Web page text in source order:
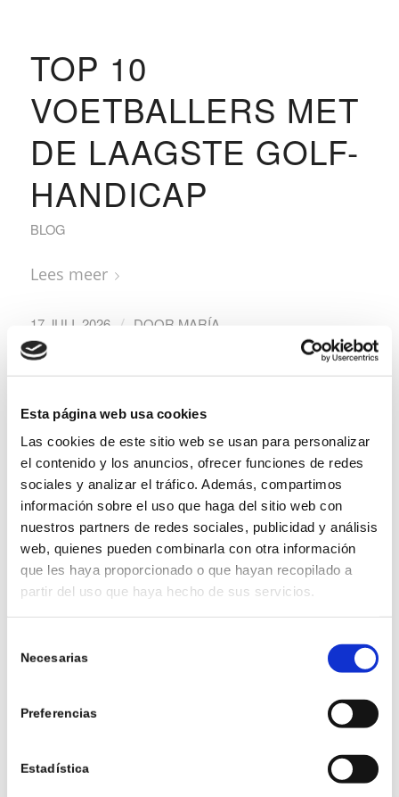
Esta página web usa cookies
Las cookies de este sitio web se usan para personalizar
el contenido y los anuncios, ofrecer funciones de redes
sociales y analizar el tráfico. Además, compartimos
información sobre el uso que haga del sitio web con
nuestros partners de redes sociales, publicidad y análisis
web, quienes pueden combinarla con otra información
que les haya proporcionado o que hayan recopilado a
partir del uso que haya hecho de sus servicios.
Necesarias
Preferencias
Estadística
TOP 10
VOETBALLERS MET
DE LAAGSTE GOLF-
HANDICAP
BLOG
Lees meer
17 JULI, 2026 / DOOR MARÍA
HET PERFECTE
HAPJE BIJ VOETBAL
BLOG
Lees meer
10 JULI, 2026 / DOOR MARÍA
5 VOORDELEN VAN
WONEN OP EEN
GOLFBAAN